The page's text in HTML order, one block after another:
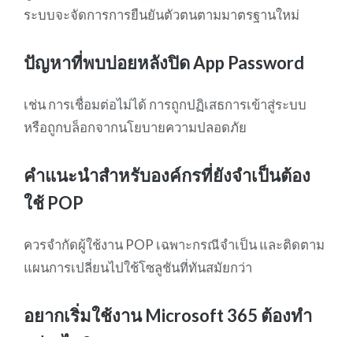
ระบบจะจัดการการยืนยันตัวตนตามมาตรฐานใหม่
ปัญหาที่พบบ่อยหลังปิด App Password
เช่น การเชื่อมต่อไม่ได้ การถูกปฏิเสธการเข้าสู่ระบบ
หรือถูกบล็อกจากนโยบายความปลอดภัย
คำแนะนำสำหรับองค์กรที่ยังจำเป็นต้อง
ใช้ POP
ควรจำกัดผู้ใช้งาน POP เฉพาะกรณีจำเป็น และติดตาม
แผนการเปลี่ยนไปใช้โซลูชันที่ทันสมัยกว่า
อยากเริ่มใช้งาน Microsoft 365 ต้องทำ